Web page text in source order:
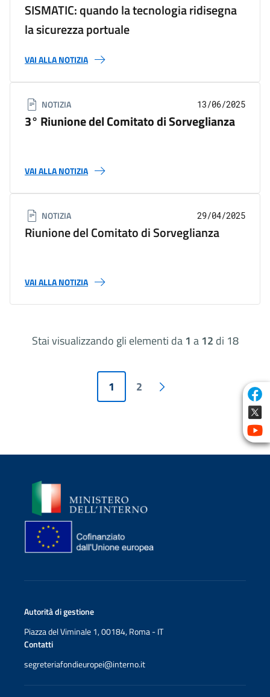
SISMATIC: quando la tecnologia ridisegna
la sicurezza portuale
VAI ALLA NOTIZIA
NOTIZIA 13/06/2025
3° Riunione del Comitato di Sorveglianza
VAI ALLA NOTIZIA
NOTIZIA 29/04/2025
Riunione del Comitato di Sorveglianza
VAI ALLA NOTIZIA
Pagina attuale
1 Pagina
2 Pagina successiva
Stai visualizzando gli elementi da1 a12 di 18
Immagine
Immagine
Autorità di gestione
Piazza del Viminale 1, 00184, Roma - IT
Contatti
segreteriafondieuropei@interno.it